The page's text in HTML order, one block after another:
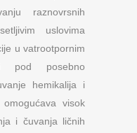
raznovrsnih
uslovima
u vatrootpornim
pod posebno
hemikalija i
visok
i čuvanja ličnih